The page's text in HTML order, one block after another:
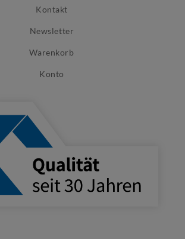
Kontakt
Newsletter
Warenkorb
Konto